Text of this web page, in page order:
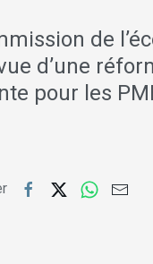
de
d’une
pour les